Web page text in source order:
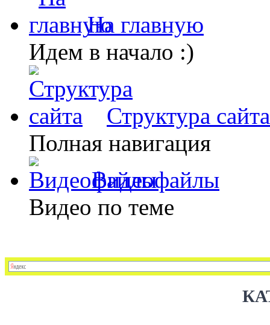
На главную
Идем в начало :)
Структура сайта
Полная навигация
Видеофайлы
Видео по теме